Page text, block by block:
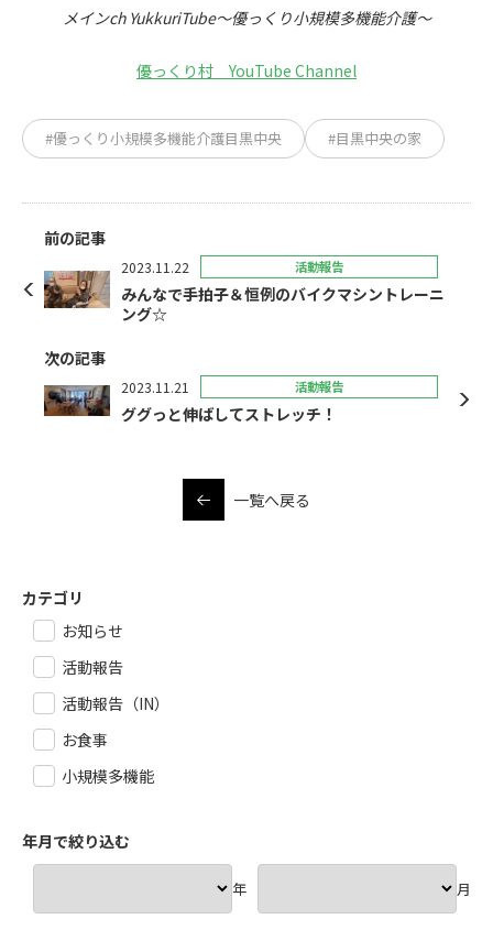
メインch YukkuriTube～優っくり小規模多機能介護～
優っくり村 YouTube Channel
#優っくり小規模多機能介護目黒中央 #目黒中央の家
前の記事
2023.11.22 活動報告
みんなで手拍子＆恒例のバイクマシントレーニ
ング☆
次の記事
2023.11.21 活動報告
ググっと伸ばしてストレッチ！
一覧へ戻る
カテゴリ
お知らせ
活動報告
活動報告（IN）
お食事
小規模多機能
年月で絞り込む
年 月